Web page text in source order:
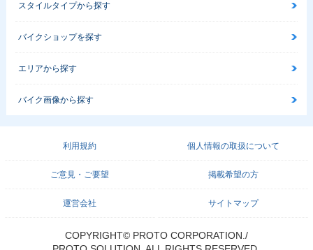
スタイルタイプから探す
バイクショップを探す
エリアから探す
バイク画像から探す
利用規約 個人情報の取扱について
ご意見・ご要望 掲載希望の方
運営会社 サイトマップ
COPYRIGHT© PROTO CORPORATION./